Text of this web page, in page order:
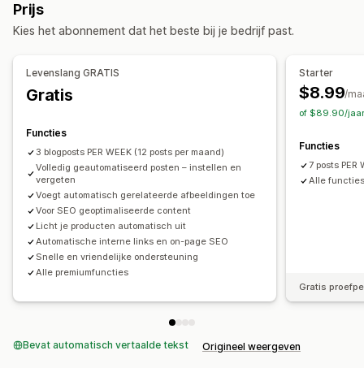
SEO
Interne links
Lokale SEO
Prijs
Kies het abonnement dat het beste bij je bedrijf past.
Levenslang GRATIS
Gratis
Functies
3 blogposts PER WEEK (12 posts per maand)
Volledig geautomatiseerd posten – instellen en
vergeten
Voegt automatisch gerelateerde afbeeldingen toe
Voor SEO geoptimaliseerde content
Licht je producten automatisch uit
Automatische interne links en on-page SEO
Snelle en vriendelijke ondersteuning
Alle premiumfuncties
Starter
$8.99/
of $89.90/jaar
Functies
7 posts PER
Alle
Gratis
Bevat automatisch vertaalde tekst Origineel weergeven